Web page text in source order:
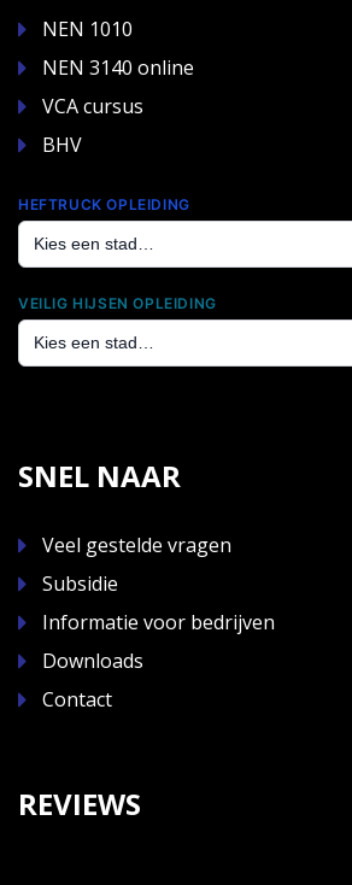
NEN 1010
NEN 3140 online
VCA cursus
BHV
HEFTRUCK OPLEIDING
VEILIG HIJSEN OPLEIDING
SNEL NAAR
Veel gestelde vragen
Subsidie
Informatie voor bedrijven
Downloads
Contact
REVIEWS